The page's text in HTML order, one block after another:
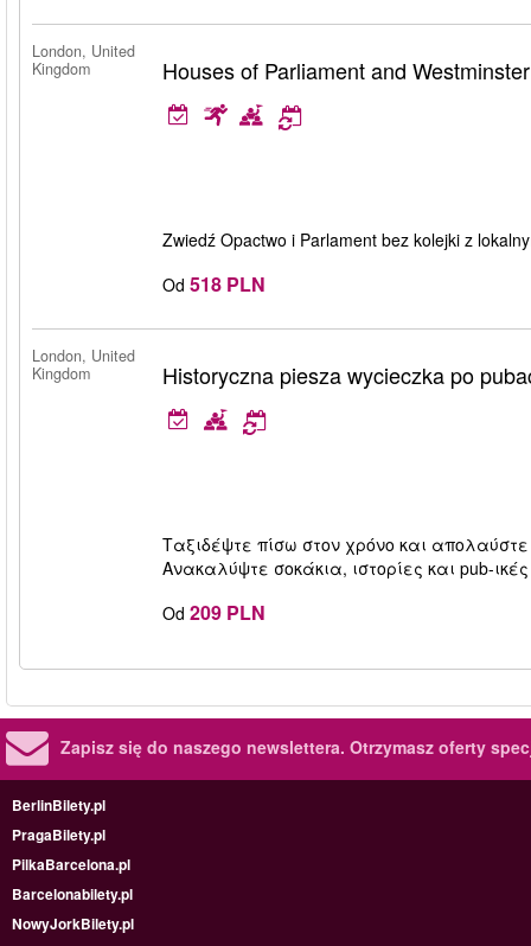
London, United
Kingdom
Houses of Parliament and
Zwiedź Opactwo i Parlament bez kolejki z
Od 518 PLN
London, United
Kingdom
Historyczna piesza wycieczka po
Ταξιδέψτε πίσω στον χρόνο και
Ανακαλύψτε σοκάκια, ιστορίες και pub-
Od 209 PLN
Zapisz się do naszego newslettera. Otrzymasz oferty
BerlinBilety.pl
PragaBilety.pl
PilkaBarcelona.pl
Barcelonabilety.pl
NowyJorkBilety.pl